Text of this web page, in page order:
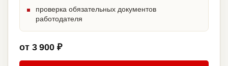
проверка обязательных документов
работодателя
от 3 900 ₽